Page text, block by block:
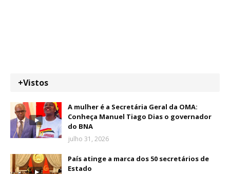
+Vistos
A mulher é a Secretária Geral da OMA:
Conheça Manuel Tiago Dias o governador
do BNA
julho 31, 2026
País atinge a marca dos 50 secretários de
Estado